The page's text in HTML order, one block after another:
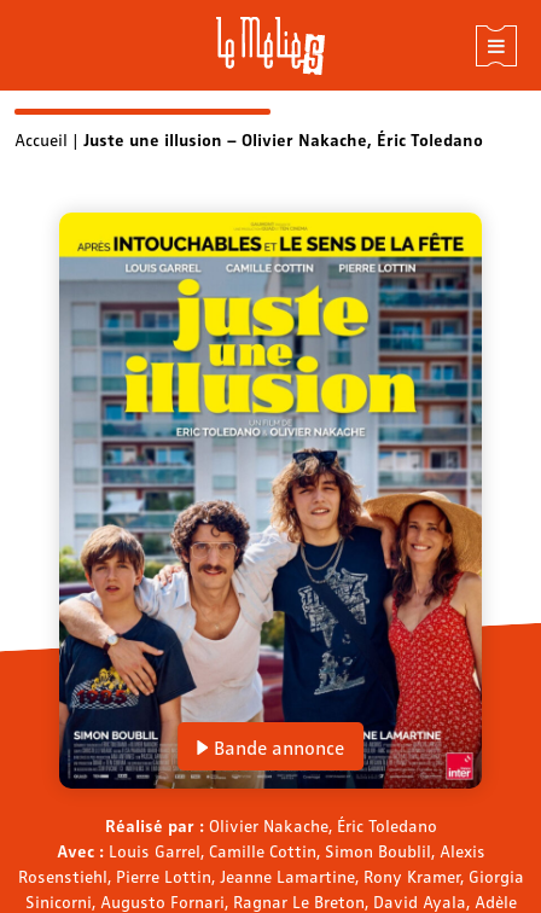
SkipAccueil | Juste une illusion – Olivier Nakache, Éric Toledano
Bande annonce
Réalisé par : Olivier Nakache, Éric Toledano
Avec : Louis Garrel, Camille Cottin, Simon Boublil, Alexis
Rosenstiehl, Pierre Lottin, Jeanne Lamartine, Rony Kramer, Giorgia
Sinicorni, Augusto Fornari, Ragnar Le Breton, David Ayala, Adèle